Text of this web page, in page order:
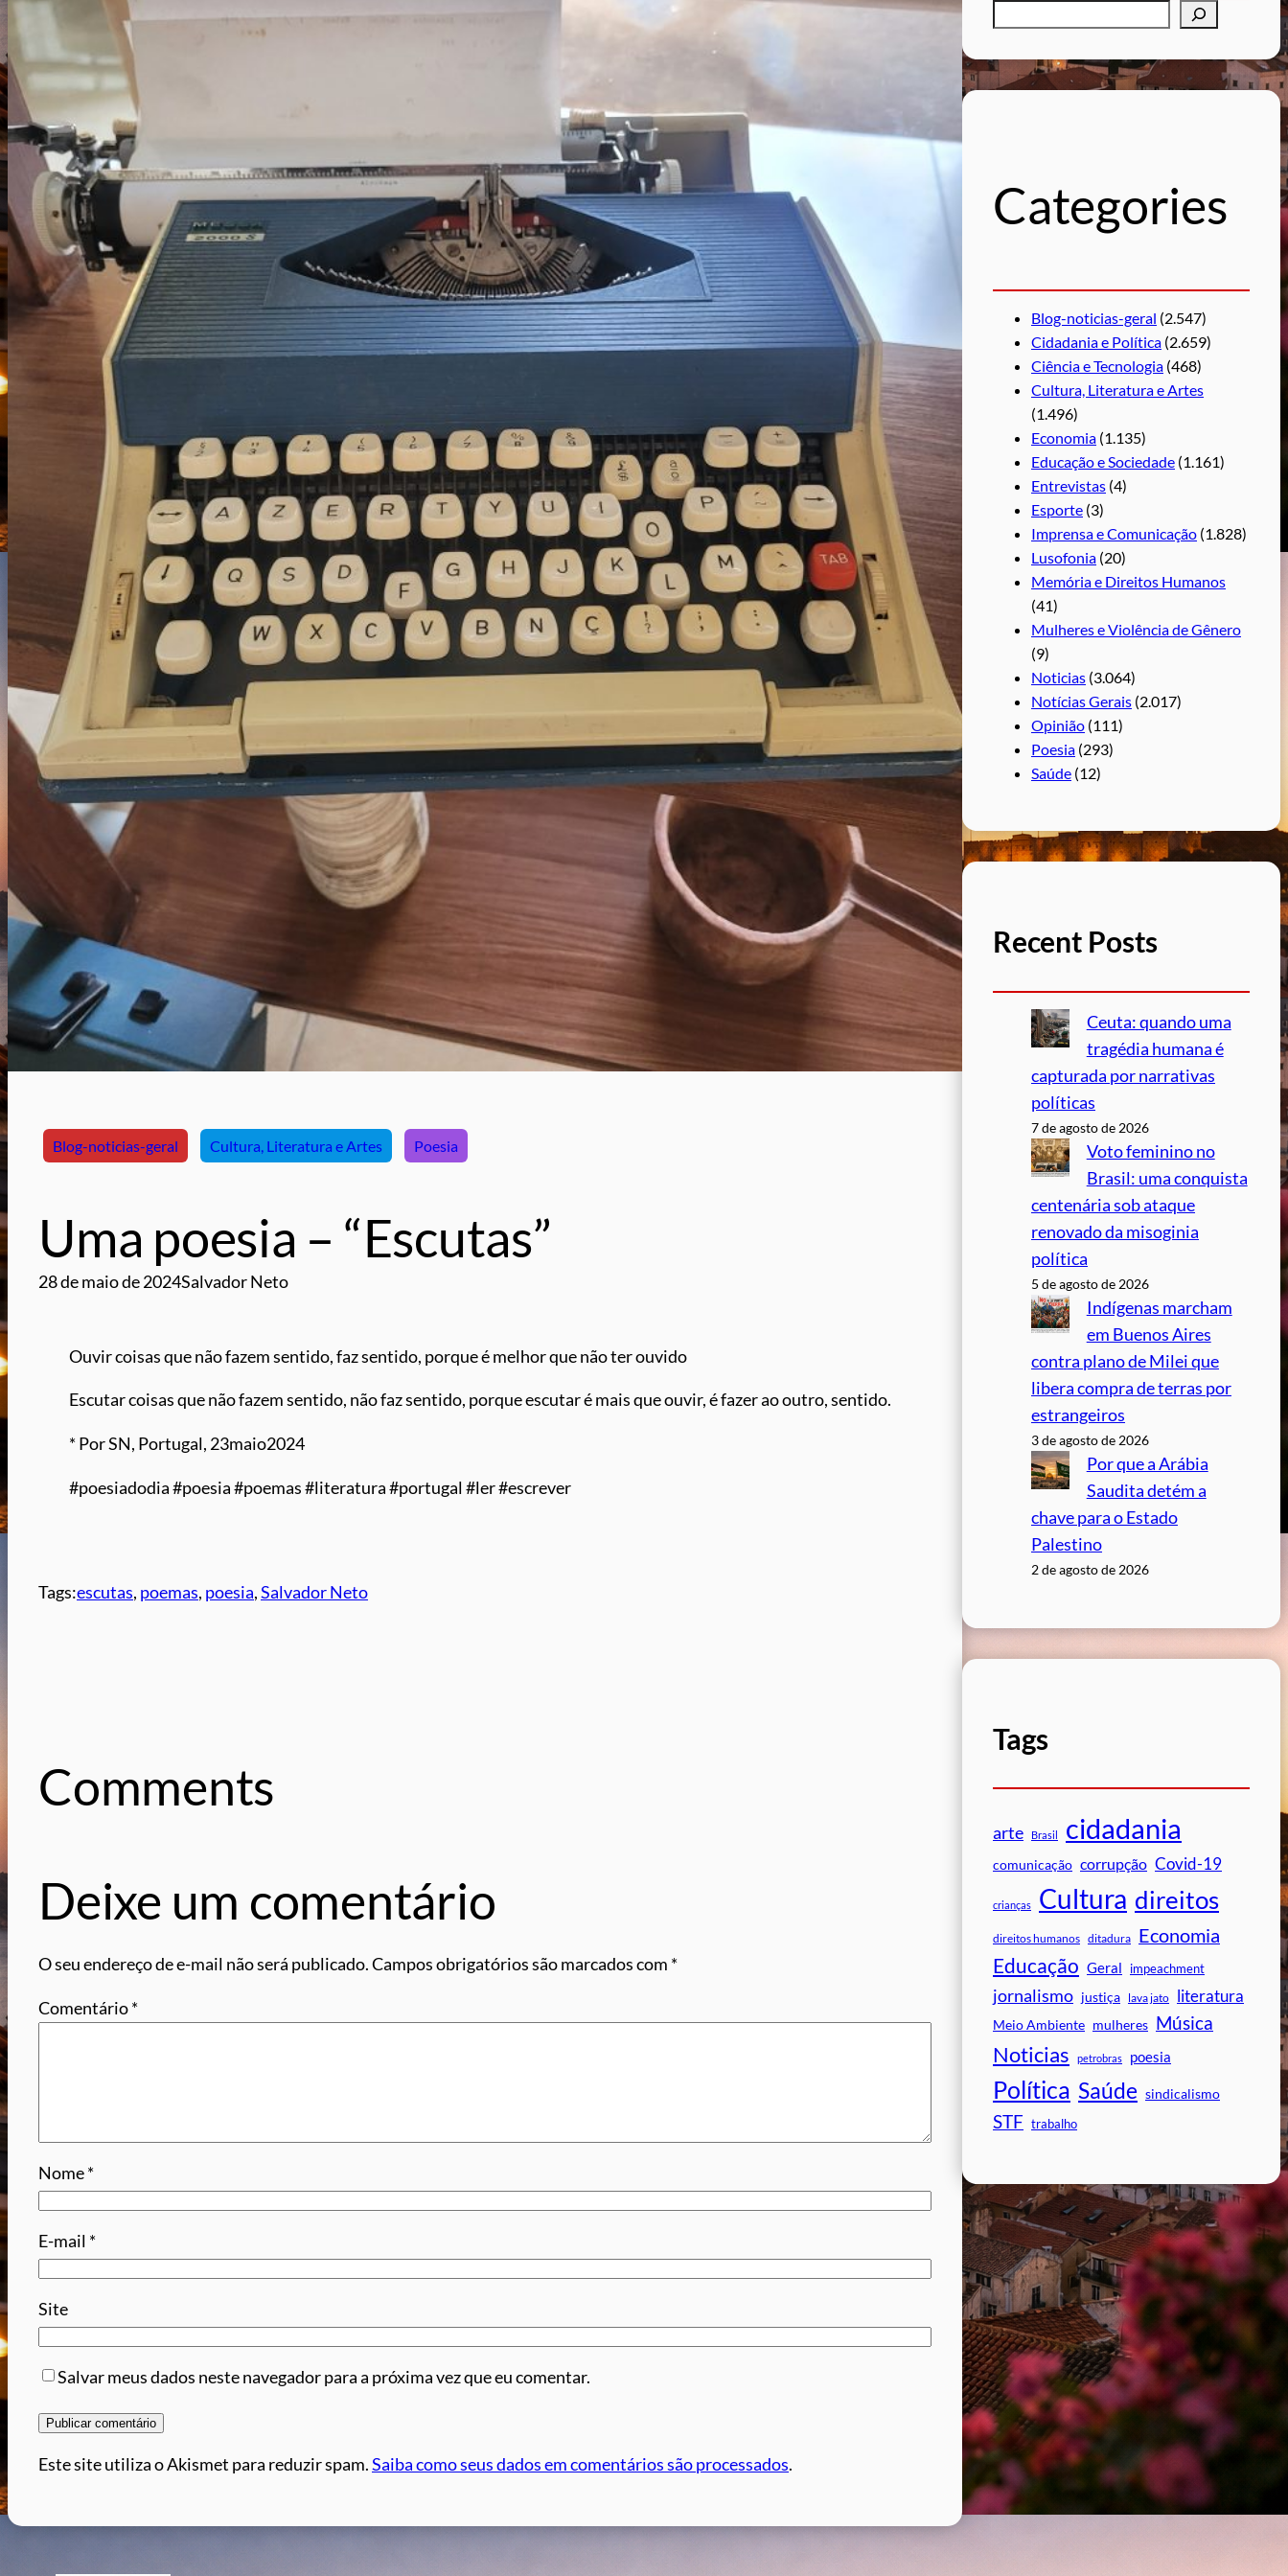
Blog-noticias-geral Cultura, Literatura e Artes Poesia
Uma poesia – “Escutas”
28 de maio de 2024Salvador Neto
Ouvir coisas que não fazem sentido, faz sentido, porque é melhor que não ter ouvido
Escutar coisas que não fazem sentido, não faz sentido, porque escutar é mais que ouvir, é fazer ao outro, sentido.
* Por SN, Portugal, 23maio2024
#poesiadodia #poesia #poemas #literatura #portugal #ler #escrever
Tags:escutas, poemas, poesia, Salvador Neto
Comments
Deixe um comentário
O seu endereço de e-mail não será publicado.Campos obrigatórios são marcados com *
Comentário*
Nome*
E-mail *
Site
Salvar meus dados neste navegador para a próxima vez que eu comentar.
Este site utiliza o Akismet para reduzir spam.Saiba como seus dados em comentários são processados.
s
q
a
Categories
Blog-noticias-geral (2.547)
Cidadania e Política (2.659)
Ciência e Tecnologia (468)
Cultura, Literatura e Artes
(1.496)
Economia (1.135)
Educação e Sociedade (1.161)
Entrevistas (4)
Esporte (3)
Imprensa e Comunicação (1.828)
Lusofonia (20)
Memória e Direitos Humanos
(41)
Mulheres e Violência de Gênero
(9)
Noticias (3.064)
Notícias Gerais (2.017)
Opinião (111)
Poesia (293)
Saúde (12)
Recent Posts
Ceuta: quando uma
tragédia humana é
capturada por narrativas
políticas
7 de agosto de 2026
Voto feminino no
Brasil: uma conquista
centenária sob ataque
renovado da misoginia
política
5 de agosto de 2026
Indígenas marcham
em Buenos Aires
contra plano de Milei que
libera compra de terras por
estrangeiros
3 de agosto de 2026
Por que a Arábia
Saudita detém a
chave para o Estado
Palestino
2 de agosto de 2026
Tags
arte Brasil cidadania
comunicação corrupção Covid-19
crianças Cultura direitos
direitos humanos ditadura Economia
Educação Geral impeachment
jornalismo justiça lava jato literatura
Meio Ambiente mulheres Música
Noticias petrobras poesia
Política Saúde sindicalismo
STF trabalho